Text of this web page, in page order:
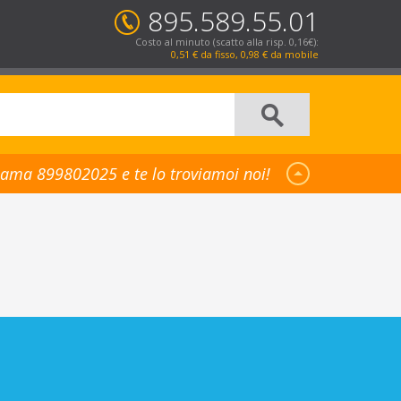
895.589.55.01
Costo al minuto (scatto alla risp. 0,16€):
0,51 € da fisso, 0,98 € da mobile
899802025 e te lo troviamoi noi!